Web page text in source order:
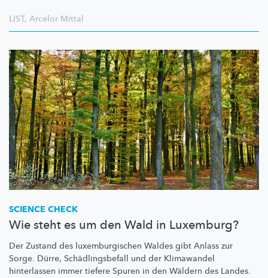
LIST, Arcelor Mittal
SCIENCE CHECK
Wie steht es um den Wald in Luxemburg?
Der Zustand des luxemburgischen Waldes gibt Anlass zur
Sorge. Dürre, Schädlingsbefall und der Klimawandel
hinterlassen immer tiefere Spuren in den Wäldern des Landes.